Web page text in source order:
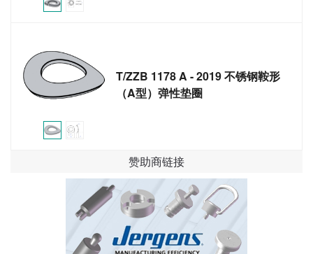
T/ZZB 1178 A - 2019 不锈钢鞍形
（A型）弹性垫圈
赞助商链接